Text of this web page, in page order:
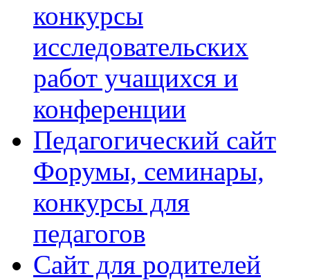
конкурсы
исследовательских
работ учащихся и
конференции
Педагогический сайт
Форумы, семинары,
конкурсы для
педагогов
Сайт для родителей